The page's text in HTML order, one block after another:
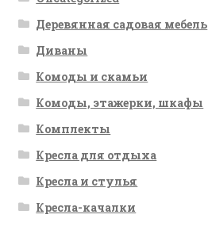
Деревянная садовая мебель
Диваны
Комоды и скамьи
Комоды, этажерки, шкафы
Комплекты
Кресла для отдыха
Кресла и стулья
Кресла-качалки